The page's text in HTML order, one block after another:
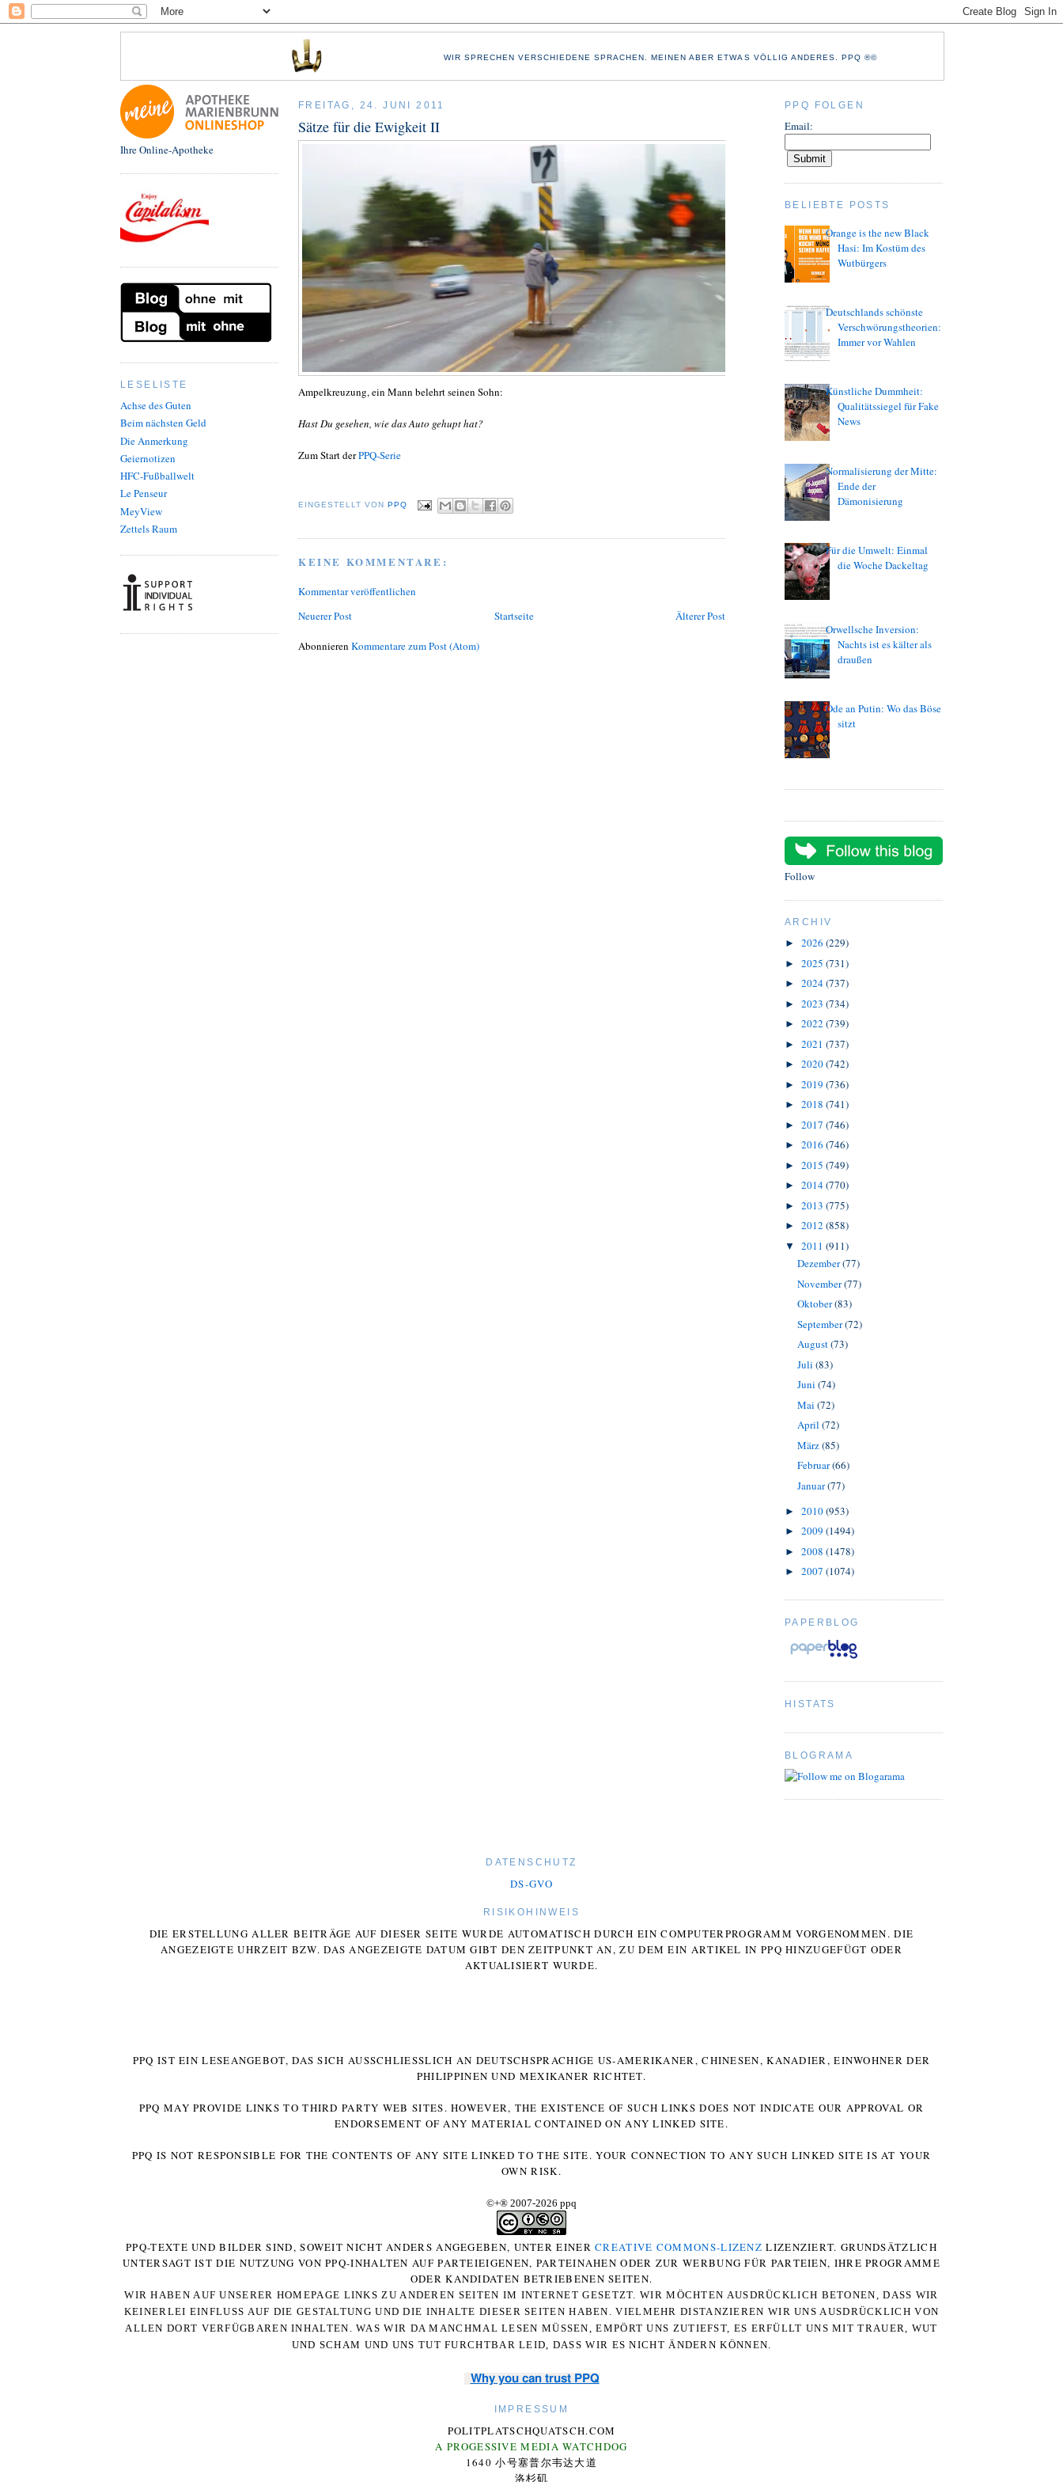
WIR SPRECHEN VERSCHIEDENE SPRACHEN. MEINEN ABER ETWAS VÖLLIG ANDERES. PPQ ®©
Ihre Online-Apotheke
LESELISTE
Achse des Guten
Beim nächsten Geld
Die Anmerkung
Geiernotizen
HFC-Fußballwelt
Le Penseur
MeyView
Zettels Raum
FREITAG, 24. JUNI 2011
Sätze für die Ewigkeit II
Ampelkreuzung, ein Mann belehrt seinen Sohn:
Hast Du gesehen, wie das Auto gehupt hat?
Zum Start derPPQ-Serie
EINGESTELLT VON PPQ
KEINE KOMMENTARE:
Kommentar veröffentlichen
Neuerer Post
Älterer Post
Startseite
Abonnieren Kommentare zum Post (Atom)
PPQ FOLGEN
Email:
BELIEBTE POSTS
Orange is the new Black
Hasi: Im Kostüm des
Wutbürgers
Deutschlands schönste
Verschwörungstheorien:
Immer vor Wahlen
Künstliche Dummheit:
Qualitätssiegel für Fake
News
Normalisierung der Mitte:
Ende der
Dämonisierung
Für die Umwelt: Einmal
die Woche Dackeltag
Orwellsche Inversion:
Nachts ist es kälter als
draußen
Ode an Putin: Wo das Böse
sitzt
Follow
ARCHIV
► 2026 (229)
► 2025 (731)
► 2024(737)
► 2023 (734)
► 2022 (739)
► 2021 (737)
► 2020(742)
► 2019 (736)
► 2018 (741)
► 2017 (746)
► 2016 (746)
► 2015 (749)
► 2014(770)
► 2013 (775)
► 2012 (858)
▼ 2011 (911)
Dezember(77)
November(77)
Oktober(83)
September(72)
August(73)
Juli (83)
Juni (74)
Mai (72)
April (72)
März(85)
Februar(66)
Januar(77)
► 2010(953)
► 2009 (1494)
► 2008 (1478)
► 2007 (1074)
PAPERBLOG
HISTATS
BLOGRAMA
DATENSCHUTZ
DS-GVO
RISIKOHINWEIS
DIE ERSTELLUNG ALLER BEITRÄGE AUF DIESER SEITE WURDE AUTOMATISCH DURCH EIN COMPUTERPROGRAMM VORGENOMMEN. DIE
ANGEZEIGTE UHRZEIT BZW. DAS ANGEZEIGTE DATUM GIBT DEN ZEITPUNKT AN, ZU DEM EIN ARTIKEL IN PPQ HINZUGEFÜGT ODER
AKTUALISIERT WURDE.
PPQ IST EIN LESEANGEBOT, DAS SICH AUSSCHLIESSLICH AN DEUTSCHSPRACHIGE US-AMERIKANER, CHINESEN, KANADIER, EINWOHNER DER P
HILIPPINEN UND MEXIKANER RICHTET.
PPQ MAY PROVIDE LINKS TO THIRD PARTY WEB SITES. HOWEVER, THE EXISTENCE OF SUCH LINKS DOES NOT INDICATE OUR APPROVAL OR
ENDORSEMENT OF ANY MATERIAL CONTAINED ON ANY LINKED SITE.
PPQ IS NOT RESPONSIBLE FOR THE CONTENTS OF ANY SITE LINKED TO THE SITE. YOUR CONNECTION TO ANY SUCH LINKED SITE IS AT YOUR
OWN RISK.
©+® 2007-2026 ppq
PPQ-TEXTE UND BILDER SIND, SOWEIT NICHT ANDERS ANGEGEBEN, UNTER EINERCREATIVE COMMONS-LIZENZ LIZENZIERT. GRUNDSÄTZLICH
UNTERSAGT IST DIE NUTZUNG VON PPQ-INHALTEN AUF PARTEIEIGENEN, PARTEINAHEN ODER ZUR WERBUNG FÜR PARTEIEN, IHRE PROGRAMME
ODER KANDIDATEN BETRIEBENEN SEITEN.
WIR HABEN AUF UNSERER HOMEPAGE LINKS ZU ANDEREN SEITEN IM INTERNET GESETZT. WIR MÖCHTEN AUSDRÜCKLICH BETONEN, DASS WIR
KEINERLEI EINFLUSS AUF DIE GESTALTUNG UND DIE INHALTE DIESER SEITEN HABEN. VIELMEHR DISTANZIEREN WIR UNS AUSDRÜCKLICH VON
ALLEN DORT VERFÜGBAREN INHALTEN. WAS WIR DA MANCHMAL LESEN MÜSSEN, EMPÖRT UNS ZUTIEFST, ES ERFÜLLT UNS MIT TRAUER, WUT
UND SCHAM UND UNS TUT FURCHTBAR LEID, DASS WIR ES NICHT ÄNDERN KÖNNEN.
Why you can trust PPQ
IMPRESSUM
POLITPLATSCHQUATSCH.COM
A PROGESSIVE MEDIA WATCHDOG
1640 小号塞普尔韦达大道
洛杉矶